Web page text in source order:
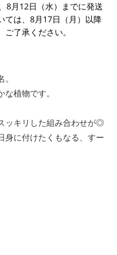
8月12日（水）までに発送
ては、8月17日（月）以降
了承ください。
植物です。
ッキリした組み合わせが◎
身に付けたくもなる、すー